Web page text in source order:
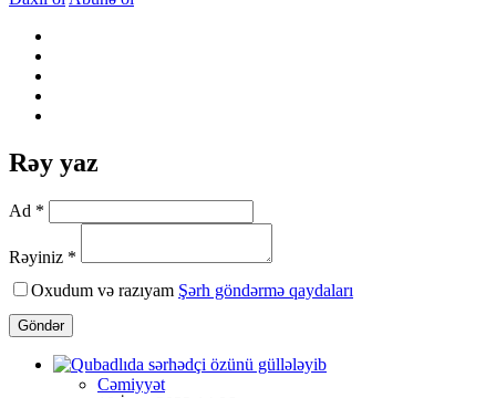
Rəy yaz
Ad *
Rəyiniz *
Oxudum və razıyam Şərh göndərmə qaydaları
Göndər
Cəmiyyət